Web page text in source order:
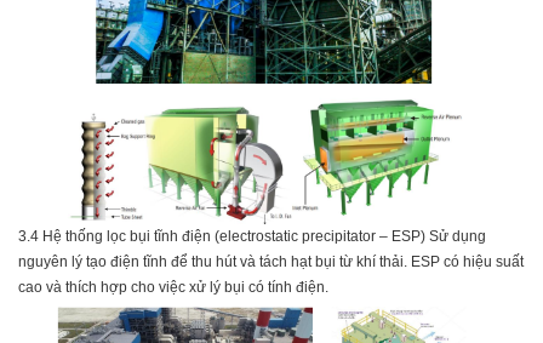
3.4 Hệ thống lọc bụi tĩnh điện (electrostatic precipitator – ESP) Sử dụng
nguyên lý tạo điện tĩnh để thu hút và tách hạt bụi từ khí thải. ESP có hiệu suất
cao và thích hợp cho việc xử lý bụi có tính điện.